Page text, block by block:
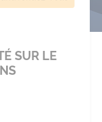
SUR LE